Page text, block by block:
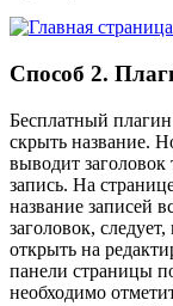
Способ 2.
Бесплатный плагин
скрыть название.
выводит заголовок
запись. На
название записей
заголовок,
открыть на
панели страницы
необходимо